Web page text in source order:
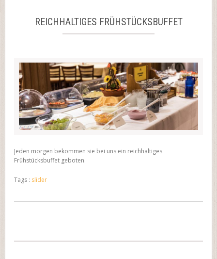
REICHHALTIGES FRÜHSTÜCKSBUFFET
Jeden morgen bekommen sie bei uns ein reichhaltiges
Frühstücksbuffet geboten.
Tags : slider